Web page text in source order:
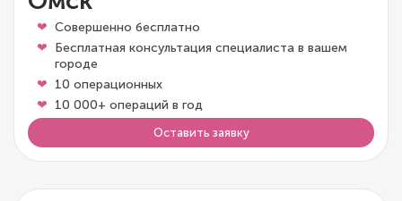
Совершенно бесплатно
Бесплатная консультация специалиста в вашем
городе
10 операционных
10 000+ операций в год
Оставить заявку